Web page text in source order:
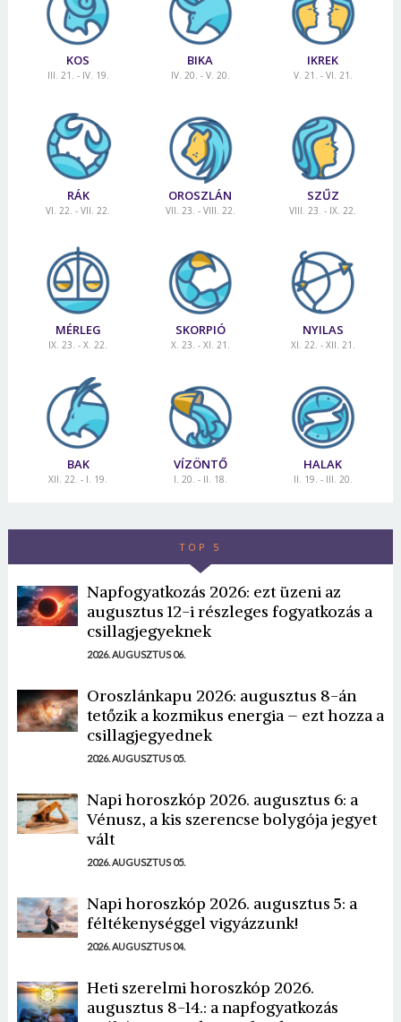
KOS
III. 21. - IV. 19.
BIKA
IV. 20. - V. 20.
IKREK
V. 21. - VI. 21.
RÁK
VI. 22. - VII. 22.
OROSZLÁN
VII. 23. - VIII. 22.
SZŰZ
VIII. 23. - IX. 22.
MÉRLEG
IX. 23. - X. 22.
SKORPIÓ
X. 23. - XI. 21.
NYILAS
XI. 22. - XII. 21.
BAK
XII. 22. - I. 19.
VÍZÖNTŐ
I. 20. - II. 18.
HALAK
II. 19. - III. 20.
TOP 5
Napfogyatkozás 2026: ezt üzeni az
augusztus 12-i részleges fogyatkozás a
csillagjegyeknek
2026. AUGUSZTUS 06.
Oroszlánkapu 2026: augusztus 8-án
tetőzik a kozmikus energia – ezt hozza a
csillagjegyednek
2026. AUGUSZTUS 05.
Napi horoszkóp 2026. augusztus 6: a
Vénusz, a kis szerencse bolygója jegyet
vált
2026. AUGUSZTUS 05.
Napi horoszkóp 2026. augusztus 5: a
féltékenységgel vigyázzunk!
2026. AUGUSZTUS 04.
Heti szerelmi horoszkóp 2026.
augusztus 8-14.: a napfogyatkozás